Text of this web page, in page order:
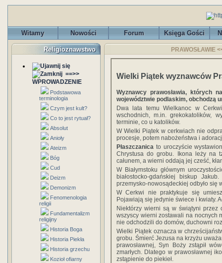
Witamy Nowości Forum Księga Gości
Religioznawstwo
==>>
WPROWADZENIE
Podstawowa
terminologia
Czym jest kult?
Co to jest rytuał?
Absolut
Anioły
Ateizm
Bóg
Cud
Deizm
Demonizm
Fenomenologia
religii
Fundamentalizm
religijny
Historia Boga
Historia Piekła
Historia grzechu
Kozioł ofiarny
PRAWOSŁAWIE
Wielki Piątek wyznawców
Wyznawcy prawosławia, których
województwie podlaskim, obchodzą
Dwa lata temu Wielkanoc w
wschodnich, m.in. grekokatolików,
terminie, co u katolików.
W Wielki Piątek w cerkwiach nie
procesje, potem nabożeństwa i
Płaszczanica to uroczyście
Chrystusa do grobu. Ikona leży na
całunem, a wierni oddają jej cześć,
W Białymstoku głównym
białostocko-gdańskiej biskup
przemysko-nowosądeckiej odbyło się
W Cerkwi nie praktykuje się
Pojawiają się jedynie świece i kwiaty.
Niektórzy wierni są w świątyni przez
wszyscy wierni zostawali na nocnych
nie odchodzili do domów, duchowni
Wielki Piątek oznacza w
grobu. Śmierć Jezusa na krzyżu
prawosławnej, Syn Boży zstąpił
zmarłych. Dlatego w prawosławnej
zstąpienie do piekieł.